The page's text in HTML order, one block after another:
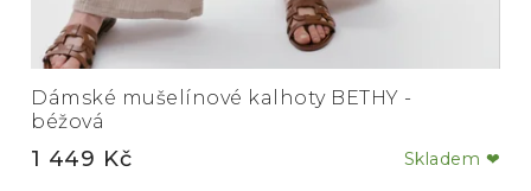
Dámské mušelínové kalhoty BETHY -
béžová
Skladem ❤
1 449 Kč